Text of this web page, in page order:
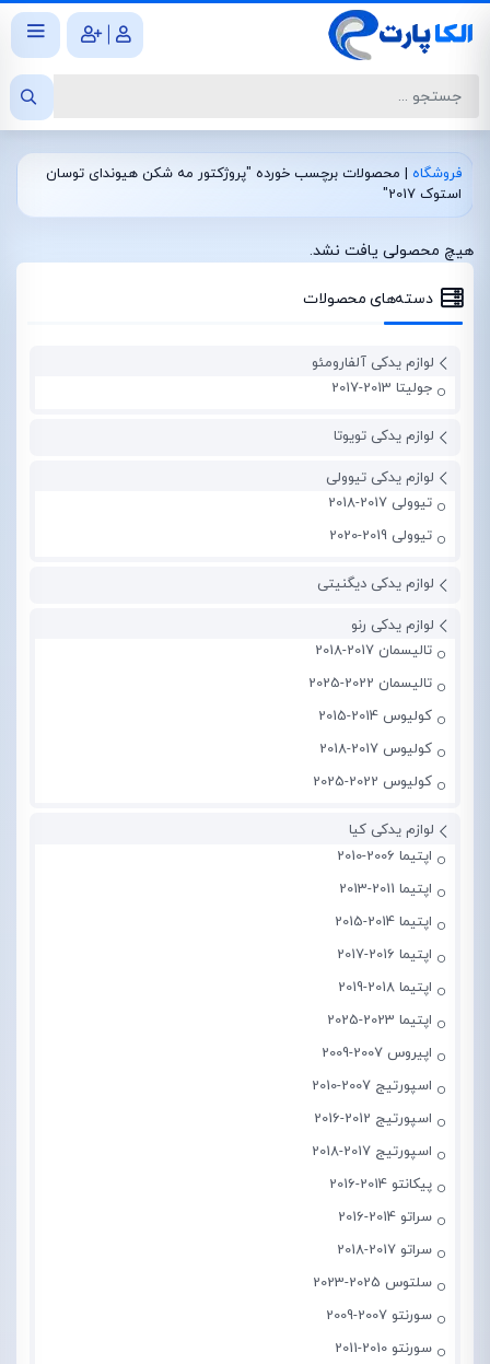
|
فروشگاه | محصولات برچسب خورده "پروژکتور مه شکن هیوندای توسان
استوک 2017"
هیچ محصولی یافت نشد.
دسته‌های محصولات
لوازم یدکی آلفارومئو
جولیتا 2013-2017
لوازم یدکی تویوتا
لوازم یدکی تیوولی
تیوولی 2017-2018
تیوولی 2019-2020
لوازم یدکی دیگنیتی
لوازم یدکی رنو
تالیسمان 2017-2018
تالیسمان 2022-2025
کولیوس 2014-2015
کولیوس 2017-2018
کولیوس 2022-2025
لوازم یدکی کیا
اپتیما 2006-2010
اپتیما 2011-2013
اپتیما 2014-2015
اپتیما 2016-2017
اپتیما 2018-2019
اپتیما 2023-2025
اپیروس 2007-2009
اسپورتیج 2007-2010
اسپورتیج 2012-2016
اسپورتیج 2017-2018
پیکانتو 2014-2016
سراتو 2014-2016
سراتو 2017-2018
سلتوس 2025-2023
سورنتو 2007-2009
سورنتو 2010-2011